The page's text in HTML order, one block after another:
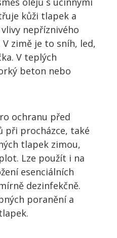
kůži tlapek a
nepříznivého
zimě je to sníh, led,
V teplých
beton nebo
ochranu před
při procházce, také
tlapek zimou,
Lze použít i na
esenciálních
dezinfekčně.
poranění a